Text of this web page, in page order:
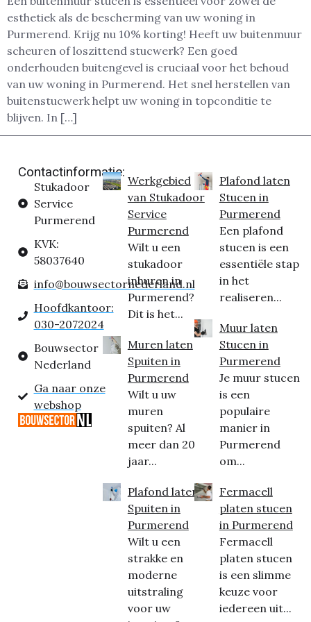
esthetiek als de bescherming van uw woning in
Purmerend. Krijg nu 10% korting! Heeft uw buitenmuur
scheuren of loszittend stucwerk? Een goed
onderhouden buitengevel is cruciaal voor het behoud
van uw woning in Purmerend. Het snel herstellen van
buitenstucwerk helpt uw woning in topconditie te
blijven. In […]
Contactinformatie:
Stukadoor
Service
Purmerend
KVK:
58037640
info@bouwsectornederland.nl
Hoofdkantoor:
030-2072024
Bouwsector
Nederland
Ga naar onze
webshop
Werkgebied
van Stukadoor
Service
Purmerend
Wilt u een
stukadoor
inhuren in
Purmerend?
Dit is het...
Muren laten
Spuiten in
Purmerend
Wilt u uw
muren
spuiten? Al
meer dan 20
jaar...
Plafond laten
Spuiten in
Purmerend
Wilt u een
strakke en
moderne
uitstraling
voor uw
Plafond laten
Stucen in
Purmerend
Een plafond
stucen is een
essentiële stap
in het
realiseren...
Muur laten
Stucen in
Purmerend
Je muur stucen
is een
populaire
manier in
Purmerend
om...
Fermacell
platen stucen
in Purmerend
Fermacell
platen stucen
is een slimme
keuze voor
iedereen uit...